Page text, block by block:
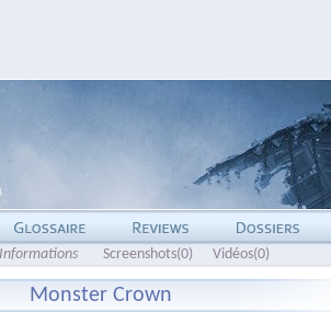
Informations Screenshots(0) Vidéos(0)
Monster Crown